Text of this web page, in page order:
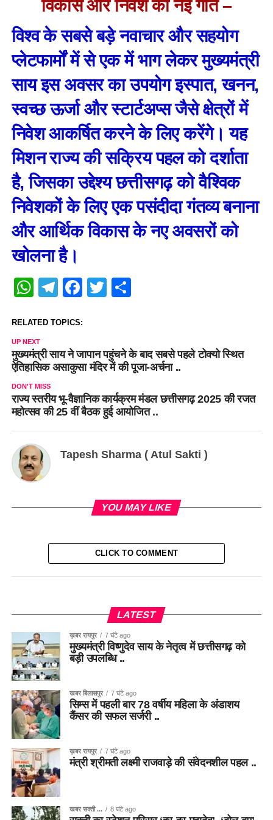
विकास और निवेश को नई गति –
विश्व के सबसे बड़े नवाचार और सहयोग
प्लेटफार्मों में से एक में भाग लेकर मुख्यमंत्री
साय इस अवसर का उपयोग इस्पात, खनन,
स्वच्छ ऊर्जा और स्टार्टअप्स जैसे क्षेत्रों में
निवेश आकर्षित करने के लिए करेंगे। यह
मिशन राज्य की सक्रिय पहल को दर्शाता
है, जिसका उद्देश्य छत्तीसगढ़ को वैश्विक
निवेशकों के लिए एक पसंदीदा गंतव्य बनाना
और आर्थिक विकास के नए अवसरों को
खोलना है।
WhatsApp
Telegram
Facebook
Twitter
Share
RELATED TOPICS:
UP NEXT
मुख्यमंत्री साय ने जापान पहुंचने के बाद सबसे पहले टोक्यो स्थित
ऐतिहासिक असाकुसा मंदिर में की पूजा-अर्चना ..
DON'T MISS
राज्य स्तरीय भू-वैज्ञानिक कार्यक्रम मंडल छत्तीसगढ़ 2025 की रजत
महोत्सव की 25 वीं बैठक हुई आयोजित ..
Tapesh Sharma ( Atul Sakti )
YOU MAY LIKE
CLICK TO COMMENT
LATEST
ख़बर रायपुर 7 घंटे ago
मुख्यमंत्री विष्णुदेव साय के नेतृत्व में छत्तीसगढ़ को
बड़ी उपलब्धि ..
खबर बिलासपुर 7 घंटे ago
सिम्स में पहली बार 78 वर्षीय महिला के अंडाशय
कैंसर की सफल सर्जरी ..
ख़बर रायपुर 7 घंटे ago
मंत्री श्रीमती लक्ष्मी राजवाड़े की संवेदनशील पहल ..
खबर सक्ती ... 8 घंटे ago